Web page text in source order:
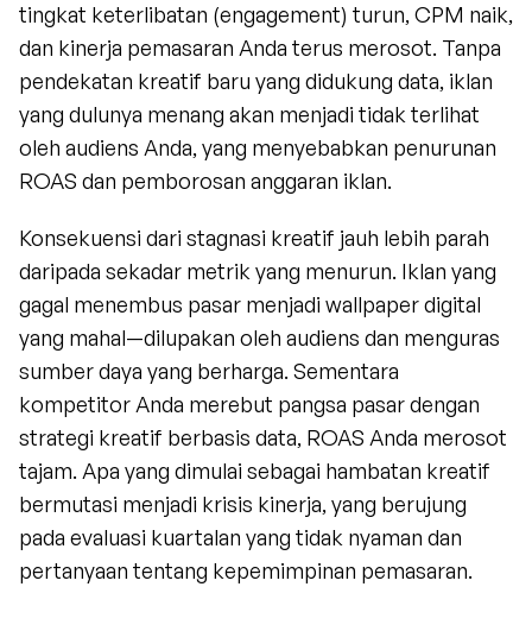
tingkat keterlibatan (engagement) turun, CPM naik,
dan kinerja pemasaran Anda terus merosot. Tanpa
pendekatan kreatif baru yang didukung data, iklan
yang dulunya menang akan menjadi tidak terlihat
oleh audiens Anda, yang menyebabkan penurunan
ROAS dan pemborosan anggaran iklan.
Konsekuensi dari stagnasi kreatif jauh lebih parah
daripada sekadar metrik yang menurun. Iklan yang
gagal menembus pasar menjadi wallpaper digital
yang mahal—dilupakan oleh audiens dan menguras
sumber daya yang berharga. Sementara
kompetitor Anda merebut pangsa pasar dengan
strategi kreatif berbasis data, ROAS Anda merosot
tajam. Apa yang dimulai sebagai hambatan kreatif
bermutasi menjadi krisis kinerja, yang berujung
pada evaluasi kuartalan yang tidak nyaman dan
pertanyaan tentang kepemimpinan pemasaran.